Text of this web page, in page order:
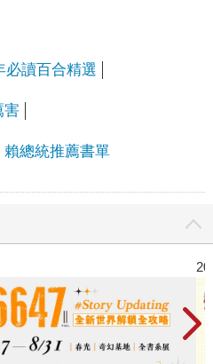
必讀百合精選
害
賴總統推薦書單